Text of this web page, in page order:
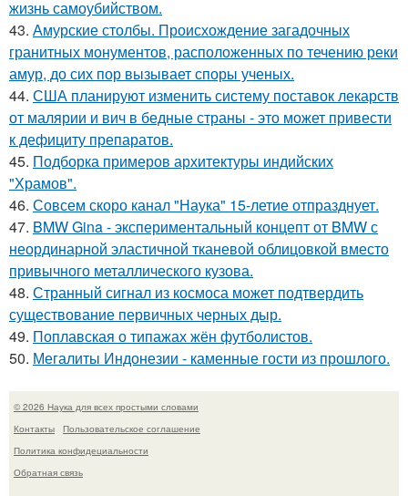
жизнь самоубийством.
43. Амурские столбы. Происхождение загадочных
гранитных монументов, расположенных по течению реки
амур, до сих пор вызывает споры ученых.
44. США планируют изменить систему поставок лекарств
от малярии и вич в бедные страны - это может привести
к дефициту препаратов.
45. Подборка примеров архитектуры индийских
"Храмов".
46. Совсем скоро канал "Наука" 15-летие отпразднует.
47. BMW Gina - экспериментальный концепт от BMW с
неординарной эластичной тканевой облицовкой вместо
привычного металлического кузова.
48. Странный сигнал из космоса может подтвердить
существование первичных черных дыр.
49. Поплавская о типажах жён футболистов.
50. Мегалиты Индонезии - каменные гости из прошлого.
© 2026 Наука для всех простыми словами
Контакты
Пользовательское соглашение
Политика конфидециальности
Обратная связь